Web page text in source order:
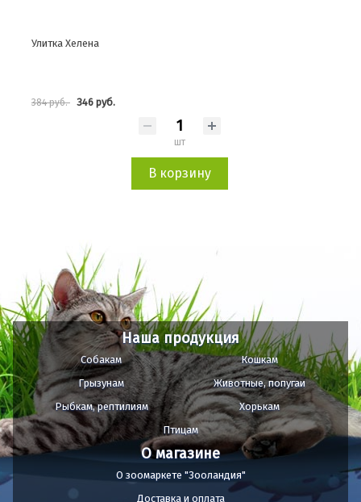
Улитка Хелена
384 руб. 346 руб.
шт
В корзину
Наша продукция
Собакам
Кошкам
Грызунам
Животные, попугаи
Рыбкам, рептилиям
Хорькам
Птицам
О магазине
О зоомаркете "Зооландия"
Доставка и оплата